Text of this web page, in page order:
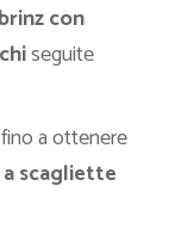
con
seguite
a ottenere
scagliette